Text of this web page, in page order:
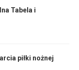
Tabela i
piłki nożnej